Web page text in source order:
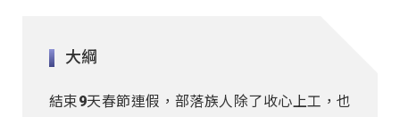
大綱
結束9天春節連假，部落族人除了收心上工，也